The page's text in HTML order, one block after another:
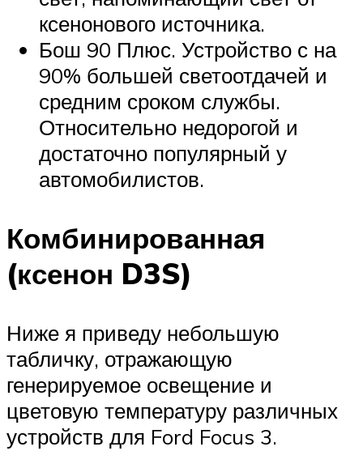
ксенонового источника.
Бош 90 Плюс. Устройство с на
90% большей светоотдачей и
средним сроком службы.
Относительно недорогой и
достаточно популярный у
автомобилистов.
Комбинированная
(ксенон D3S)
Ниже я приведу небольшую
табличку, отражающую
генерируемое освещение и
цветовую температуру различных
устройств для Ford Focus 3.